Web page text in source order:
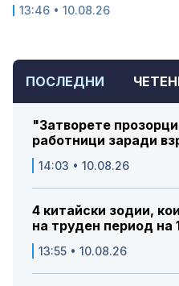
ПОСЛЕДНИ
"Затворете
работници заради
14:03 • 10.08.26
4 китайски зодии,
на труден период на
13:55 • 10.08.26
13:46 • 10.08.26